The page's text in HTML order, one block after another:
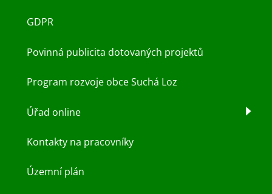
GDPR
Povinná publicita dotovaných projektů
Program rozvoje obce Suchá Loz
Úřad online
Kontakty na pracovníky
Územní plán